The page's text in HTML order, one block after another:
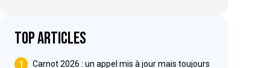
Top articles
1 Carnot 2026 : un appel mis à jour mais toujours